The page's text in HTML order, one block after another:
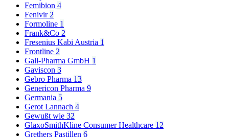
Femibion 4
Fenivir 2
Formoline 1
Frank&Co 2
Fresenius Kabi Austria 1
Frontline 2
Gall-Pharma GmbH 1
Gaviscon 3
Gebro Pharma 13
Genericon Pharma 9
Germania 5
Gerot Lannach 4
Gewußt wie 32
GlaxoSmithKline Consumer Healthcare 12
Grethers Pastillen 6